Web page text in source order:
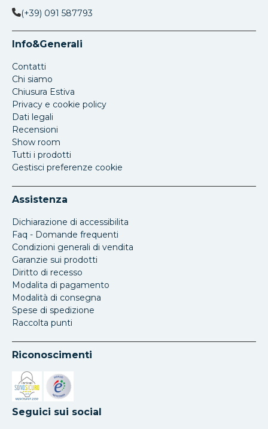
(+39) 091 587793
Info&Generali
Contatti
Chi siamo
Chiusura Estiva
Privacy e cookie policy
Dati legali
Recensioni
Show room
Tutti i prodotti
Gestisci preferenze cookie
Assistenza
Dichiarazione di accessibilita
Faq - Domande frequenti
Condizioni generali di vendita
Garanzie sui prodotti
Diritto di recesso
Modalita di pagamento
Modalità di consegna
Spese di spedizione
Raccolta punti
Riconoscimenti
Si apre in una nuova scheda
Si apre in una nuova scheda
Seguici sui social